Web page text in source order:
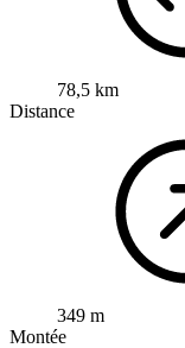
78,5 km
Distance
349 m
Montée